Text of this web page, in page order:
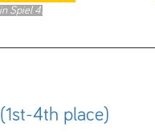
Spiel 4.
4th place)